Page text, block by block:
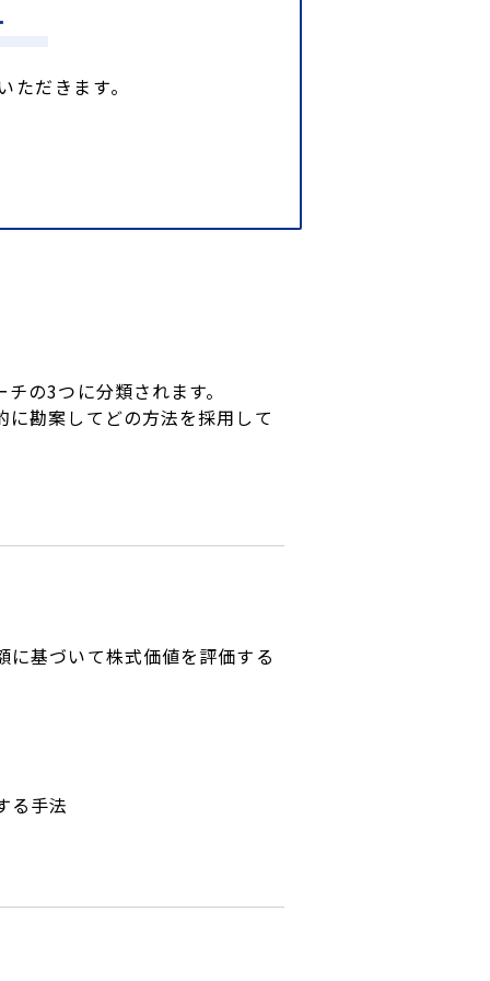
だきます。
の3つに分類されます。
勘案してどの方法を採用して
基づいて株式価値を評価する
る手法